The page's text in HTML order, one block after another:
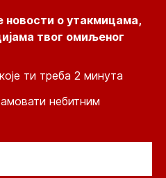
новости о утакмицама,
твог омиљеног
ти треба 2 минута
небитним